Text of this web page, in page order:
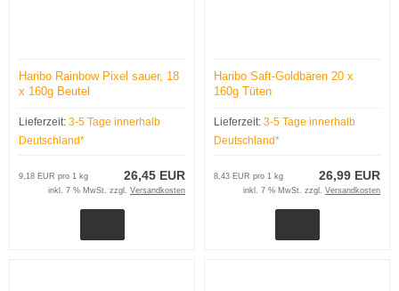
Haribo Rainbow Pixel sauer, 18
x 160g Beutel
Lieferzeit: 3-5 Tage innerhalb
Deutschland*
26,45 EUR
9,18 EUR pro 1 kg
inkl. 7 % MwSt. zzgl. Versandkosten
Haribo Saft-Goldbären 20 x
160g Tüten
Lieferzeit: 3-5 Tage innerhalb
Deutschland*
26,99 EUR
8,43 EUR pro 1 kg
inkl. 7 % MwSt. zzgl. Versandkosten